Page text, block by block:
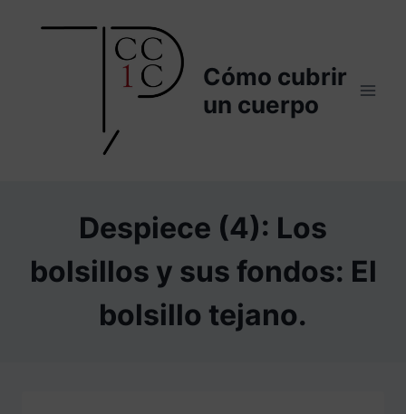
Cómo cubrir
un cuerpo
Despiece (4): Los
bolsillos y sus fondos: El
bolsillo tejano.